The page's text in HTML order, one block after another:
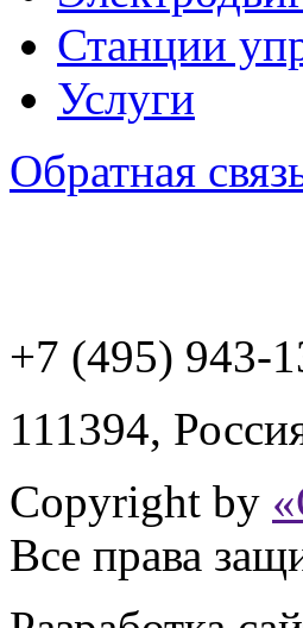
Станции
Услуги
Обратная
+7 (495) 943-
111394,
Copyright by
Все права